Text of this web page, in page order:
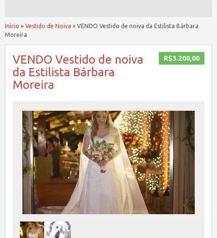
Início » Vestido de Noiva » VENDO Vestido de noiva da Estilista Bárbara
Moreira
R$3.200,00
VENDO Vestido de noiva
da Estilista Bárbara
Moreira